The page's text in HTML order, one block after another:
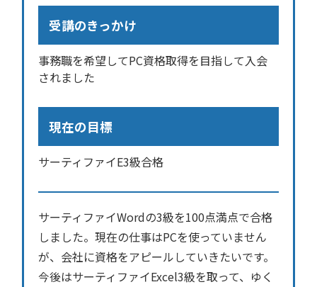
受講のきっかけ
事務職を希望してPC資格取得を目指して入会
されました
現在の目標
サーティファイE3級合格
サーティファイWordの3級を100点満点で合格
しました。現在の仕事はPCを使っていません
が、会社に資格をアピールしていきたいです。
今後はサーティファイExcel3級を取って、ゆく